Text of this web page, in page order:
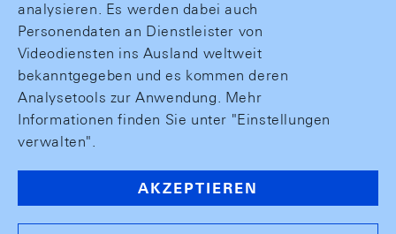
analysieren. Es werden dabei auch
Personendaten an Dienstleister von
Videodiensten ins Ausland weltweit
bekanntgegeben und es kommen deren
Analysetools zur Anwendung. Mehr
Informationen finden Sie unter "Einstellungen
verwalten".
AKZEPTIEREN